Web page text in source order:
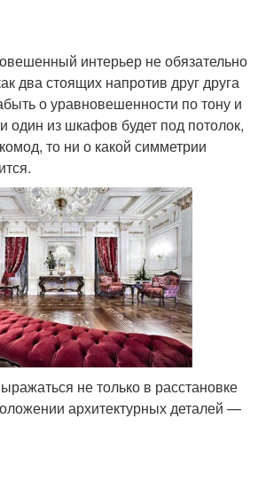
интерьер не обязательно
два стоящих напротив друг друга
о уравновешенности по тону и
один из шкафов будет под потолок,
то ни о какой симметрии
не только в расстановке
архитектурных деталей —